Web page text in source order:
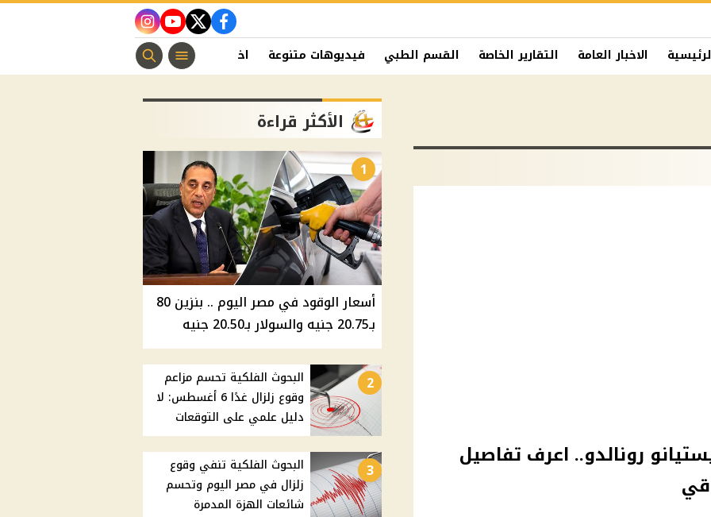
facebook
twitter
youtube
instagram
الاخبار العامة التقارير الخاصة القسم الطبي فيديوهات متنوعة اخبار الفن منوعات مسيحية
رونالدو.. اعرف تفاصيل
الأكثر قراءة
1
أسعار الوقود في مصر اليوم .. بنزين 80
بـ20.75 جنيه والسولار بـ20.50 جنيه
2
البحوث الفلكية تحسم مزاعم
وقوع زلزال غدًا 6 أغسطس: لا
دليل علمي على التوقعات
3
البحوث الفلكية تنفي وقوع
زلزال في مصر اليوم وتحسم
شائعات الهزة المدمرة